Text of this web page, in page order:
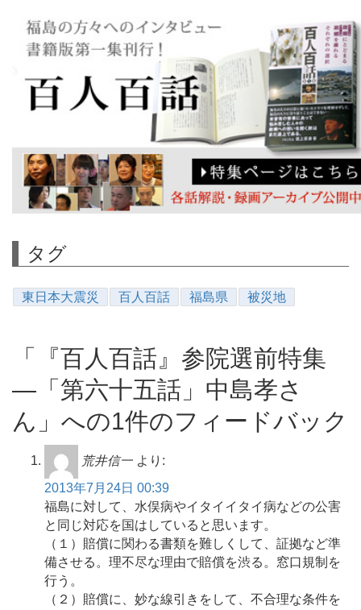
タグ
東日本大震災 百人百話 福島県 被災地
「『百人百話』参院選前特集
―「第六十五話」中島孝さ
ん」への1件のフィードバック
荒井信一 より:
2013年7月24日 00:39
福島に対して、水俣病やイタイイタイ病などの公害
と同じ対応を国はしていると思います。
（１）賠償に関わる書類を難しくして、証拠など準
備させる。理不尽な理由で賠償を渋る。窓口規制を
行う。
（２）賠償に、妙な線引きをして、不合理な条件を